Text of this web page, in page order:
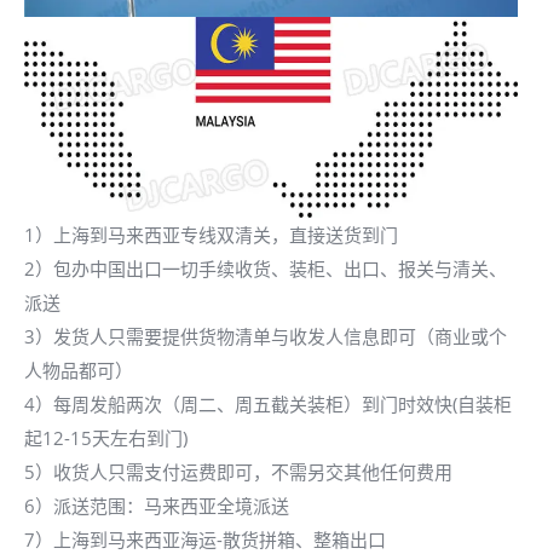
1）上海到马来西亚专线双清关，直接送货到门
2）包办中国出口一切手续收货、装柜、出口、报关与清关、
派送
3）发货人只需要提供货物清单与收发人信息即可（商业或个
人物品都可）
4）每周发船两次（周二、周五截关装柜）到门时效快(自装柜
起12-15天左右到门)
5）收货人只需支付运费即可，不需另交其他任何费用
6）派送范围：马来西亚全境派送
7）上海到马来西亚海运-散货拼箱、整箱出口